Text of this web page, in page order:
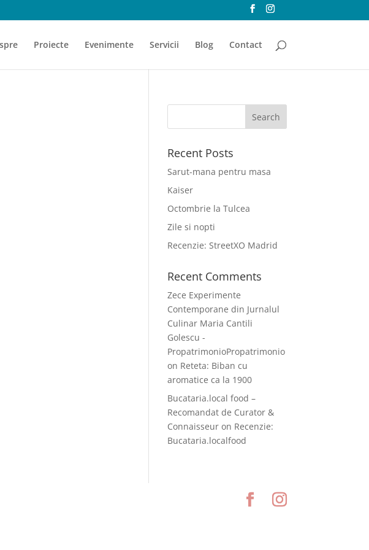
Proiecte Evenimente Servicii Blog Contact
Recent Posts
Sarut-mana pentru masa
Kaiser
Octombrie la Tulcea
Zile si nopti
Recenzie: StreetXO Madrid
Recent Comments
Zece Experimente
Contemporane din Jurnalul
Culinar Maria Cantili
Golescu -
PropatrimonioPropatrimonio
on Reteta: Biban cu
aromatice ca la 1900
Bucataria.local food –
Recomandat de Curator &
Connaisseur on Recenzie:
Bucataria.localfood